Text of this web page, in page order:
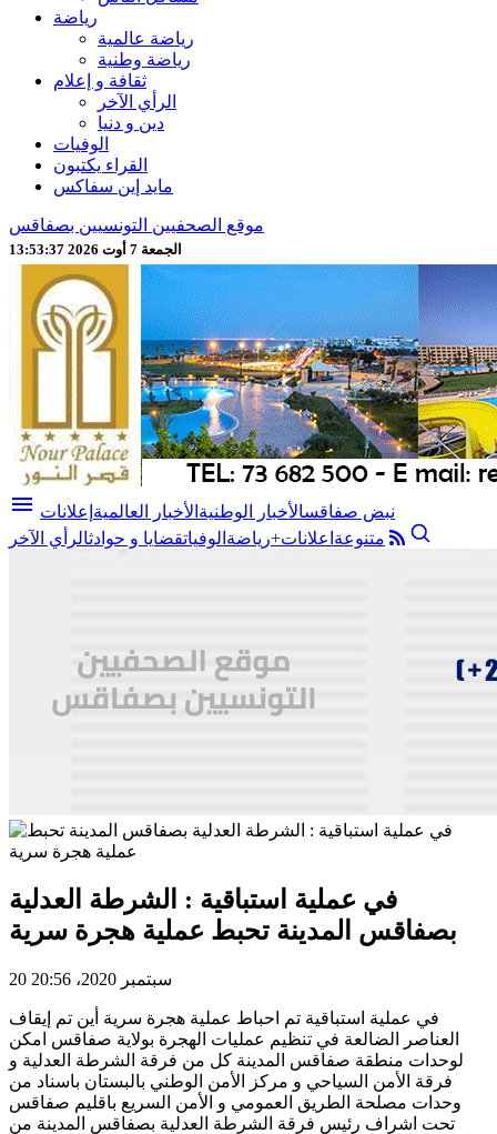
رياضة
رياضة عالمية
رياضة وطنية
ثقافة و إعلام
الرأي الآخر
دين و دنيا
الوفيات
القراء يكتبون
مايد إين سفاكس
موقع الصحفيين التونسيين بصفاقس
الجمعة 7 أوت 2026 13:53:39
menu نبض صفاقسالأخبار الوطنية الأخبار العالمية إعلانات
متنوعة اعلانات+رياضة الوفياتقضايا و حوادثالرأي الآخر
في عملية استباقية : الشرطة العدلية
بصفاقس المدينة تحبط عملية هجرة سرية
20 سبتمبر 2020، 20:56
في عملية استباقية تم احباط عملية هجرة سرية أين تم إيقاف
العناصر الضالعة في تنظيم عمليات الهجرة بولاية صفاقس امكن
لوحدات منطقة صفاقس المدينة كل من فرقة الشرطة العدلية و
فرقة الأمن السياحي و مركز الأمن الوطني بالبستان باسناد من
وحدات مصلحة الطريق العمومي و الأمن السريع باقليم صفاقس
تحت اشراف رئيس فرقة الشرطة العدلية بصفاقس المدينة من